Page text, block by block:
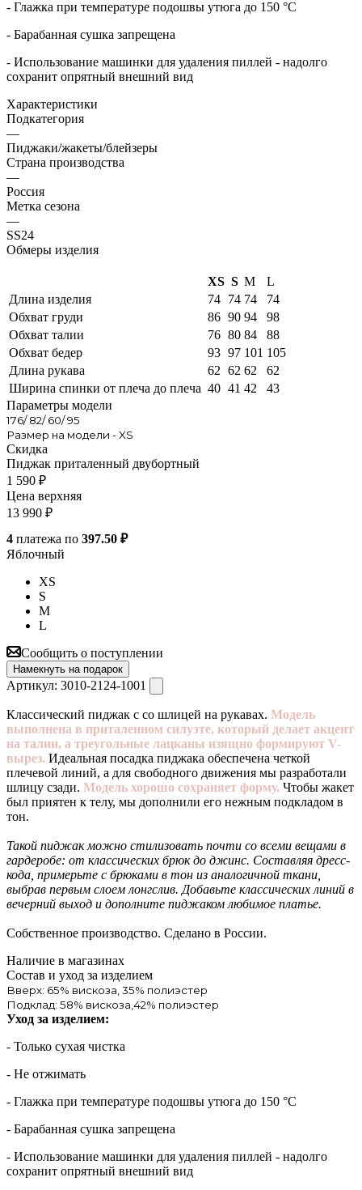
- Глажка при температуре подошвы утюга до 150 °C
- Барабанная сушка запрещена
- Использование машинки для удаления пиллей - надолго
сохранит опрятный внешний вид
Характеристики
Подкатегория
—
Пиджаки/жакеты/блейзеры
Страна производства
—
Россия
Метка сезона
—
SS24
Обмеры изделия
XS S M
L
Длина изделия
74 74 74
74
Обхват груди
86 90 94
98
Обхват талии
76 80 84
88
Обхват бедер
93 97 101 105
Длина рукава
62 62 62
62
Ширина спинки от плеча до плеча 40 41 42
43
Параметры модели
176/ 82/ 60/ 95
Размер на модели - XS
Скидка
Пиджак приталенный двубортный
1 590 ₽
Цена верхняя
13 990 ₽
4 платежа по 397.50 ₽
Яблочный
XS
S
M
L
Сообщить о поступлении
Намекнуть на подарок
Артикул: 3010-2124-1001
Классический пиджак с со шлицей на рукавах. Модель
выполнена в приталенном силуэте, который делает акцент
на талии, а треугольные лацканы изящно формируют V-
вырез. Идеальная посадка пиджака обеспечена четкой
плечевой линий, а для свободного движения мы разработали
шлицу сзади. Модель хорошо сохраняет форму. Чтобы жакет
был приятен к телу, мы дополнили его нежным подкладом в
тон.
Такой пиджак можно стилизовать почти со всеми вещами в
гардеробе: от классических брюк до джинс. Составляя дресс-
кода, примерьте с брюками в тон из аналогичной ткани,
выбрав первым слоем лонгслив. Добавьте классических линий в
вечерний выход и дополните пиджаком любимое платье.
Собственное производство. Сделано в России.
Наличие в магазинах
Состав и уход за изделием
Вверх: 65% вискоза, 35% полиэстер
Подклад: 58% вискоза,42% полиэстер
Уход за изделием:
- Только сухая чистка
- Не отжимать
- Глажка при температуре подошвы утюга до 150 °C
- Барабанная сушка запрещена
- Использование машинки для удаления пиллей - надолго
сохранит опрятный внешний вид